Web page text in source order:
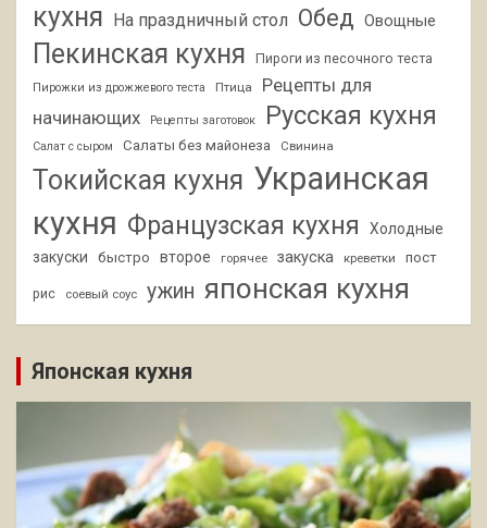
кухня
На праздничный стол Обед Овощные
Пекинская кухня Пироги из песочного теста
Пирожки из дрожжевого теста Птица
Рецепты для
начинающих
Рецепты заготовок Русская кухня
Салат с сыром Салаты без майонеза Свинина
Токийская кухня Украинская
кухня Французская кухня
Холодные
закуски
быстро второе горячее закуска креветки пост
рис соевый соус ужин японская кухня
Японская кухня